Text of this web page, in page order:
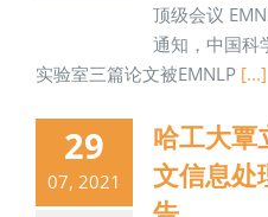
顶级会议
通知，中国科
实验室三篇论文被EMNLP [...]
29
07, 2021
哈工大覃
文信息处